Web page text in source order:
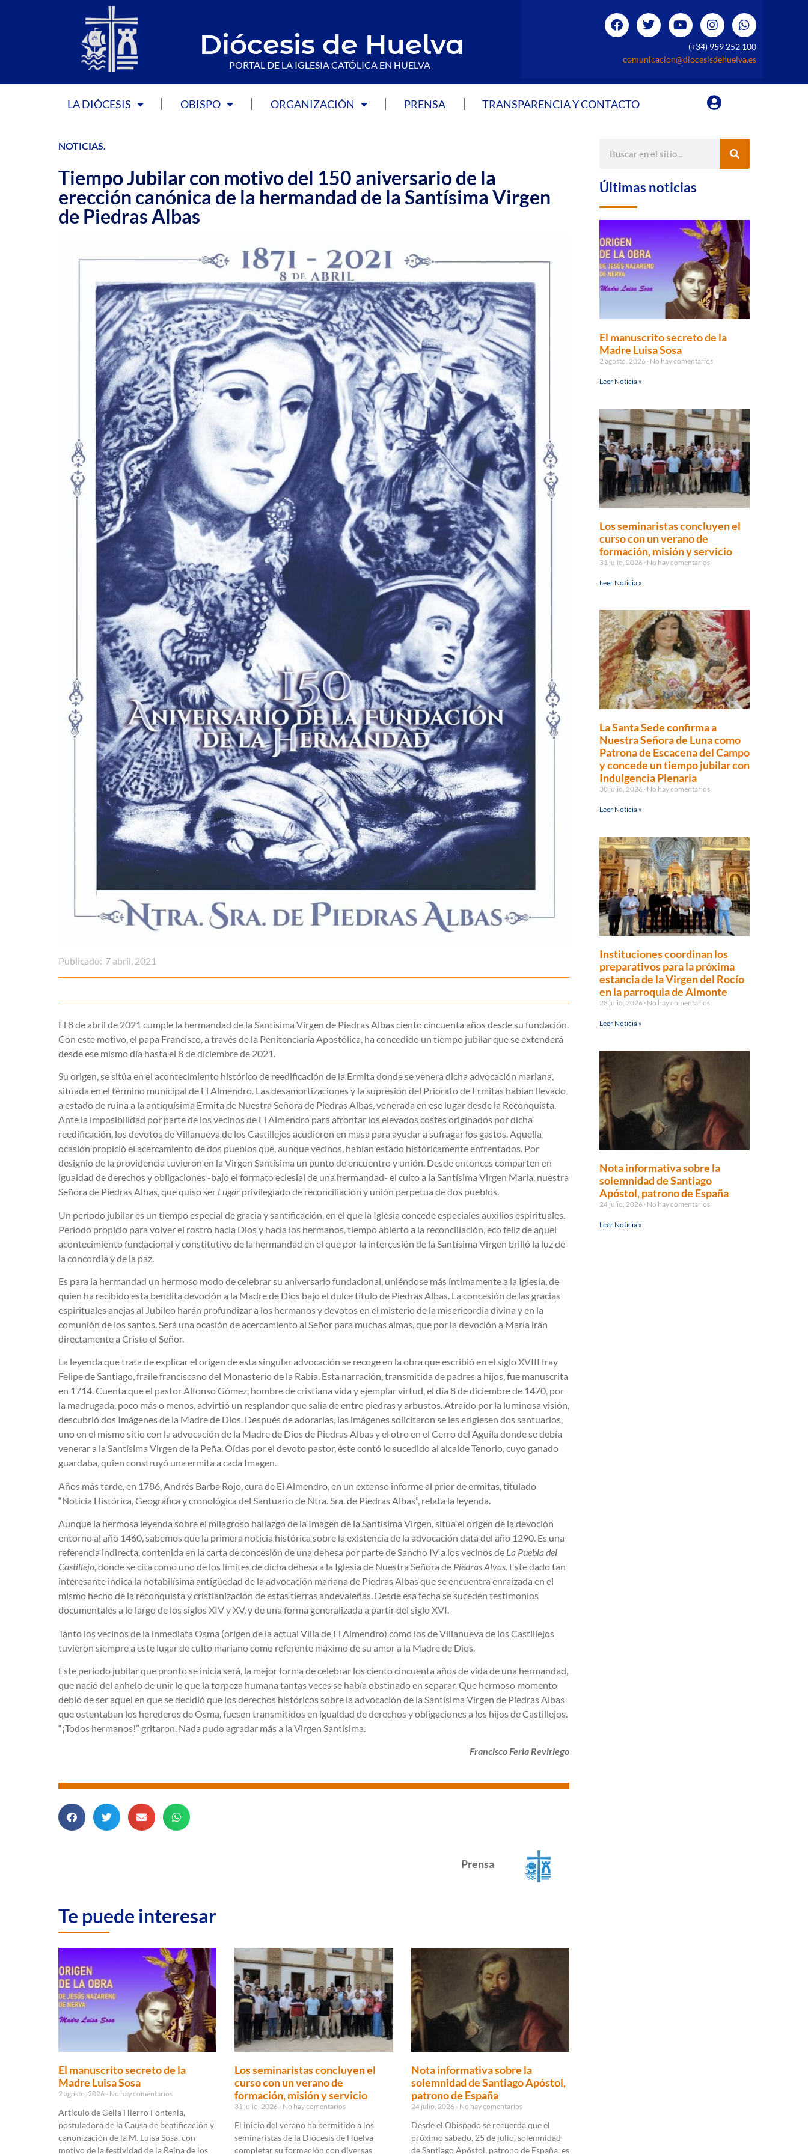
Diócesis de Huelva
PORTAL DE LA IGLESIA CATÓLICA EN HUELVA
(+34) 959 252 100
comunicacion@diocesisdehuelva.es
LA DIÓCESIS OBISPO ORGANIZACIÓN PRENSA TRANSPARENCIA Y CONTACTO
NOTICIAS.
Tiempo Jubilar con motivo del 150 aniversario de la
erección canónica de la hermandad de la Santísima Virgen
de Piedras Albas
Publicado: 7 abril, 2021
El 8 de abril de 2021 cumple la hermandad de la Santísima Virgen de Piedras Albas ciento cincuenta años desde su fundación.
Con este motivo, el papa Francisco, a través de la Penitenciaría Apostólica, ha concedido un tiempo jubilar que se extenderá
desde ese mismo día hasta el 8 de diciembre de 2021.
Su origen, se sitúa en el acontecimiento histórico de reedificación de la Ermita donde se venera dicha advocación mariana,
situada en el término municipal de El Almendro. Las desamortizaciones y la supresión del Priorato de Ermitas habían llevado
a estado de ruina a la antiquísima Ermita de Nuestra Señora de Piedras Albas, venerada en ese lugar desde la Reconquista.
Ante la imposibilidad por parte de los vecinos de El Almendro para afrontar los elevados costes originados por dicha
reedificación, los devotos de Villanueva de los Castillejos acudieron en masa para ayudar a sufragar los gastos. Aquella
ocasión propició el acercamiento de dos pueblos que, aunque vecinos, habían estado históricamente enfrentados. Por
designio de la providencia tuvieron en la Virgen Santísima un punto de encuentro y unión. Desde entonces comparten en
igualdad de derechos y obligaciones -bajo el formato eclesial de una hermandad- el culto a la Santísima Virgen María, nuestra
Señora de Piedras Albas, que quiso ser Lugar privilegiado de reconciliación y unión perpetua de dos pueblos.
Un periodo jubilares un tiempo especial de gracia y santificación, en el que la Iglesia concede especiales auxilios espirituales.
Periodo propicio para volver el rostro hacia Dios y hacia los hermanos, tiempo abierto a la reconciliación, eco feliz de aquel
acontecimiento fundacional y constitutivo de la hermandad en el que por la intercesión de la Santísima Virgen brilló la luz de
la concordia y de la paz.
Es para la hermandad un hermoso modo de celebrar su aniversario fundacional, uniéndose más íntimamente a la Iglesia, de
quien ha recibido esta bendita devoción a la Madre de Dios bajo el dulce título de Piedras Albas. La concesión de las gracias
espirituales anejas al Jubileo harán profundizar a los hermanos y devotos en el misterio de la misericordia divina y en la
comunión de los santos. Será una ocasión de acercamiento al Señor para muchas almas, que por la devoción a María irán
directamente a Cristo el Señor.
La leyenda que trata de explicar el origen de esta singular advocación se recoge en la obra que escribió en el siglo XVIII fray
Felipe de Santiago, fraile franciscano del Monasterio de la Rabia. Esta narración, transmitida de padres a hijos, fue manuscrita
en 1714. Cuenta que el pastor Alfonso Gómez, hombre de cristiana vida y ejemplar virtud, el día 8 de diciembre de 1470, por
la madrugada, poco más o menos, advirtió un resplandor que salía de entre piedras y arbustos. Atraído por la luminosa visión,
descubrió dos Imágenes de la Madre de Dios. Después de adorarlas, las imágenes solicitaron se les erigiesen dos santuarios,
uno en el mismo sitio con la advocación de la Madre de Dios de Piedras Albas y el otro en el Cerro del Águila donde se debía
venerar a la Santísima Virgen de la Peña. Oídas por el devoto pastor, éste contó lo sucedido al alcaide Tenorio, cuyo ganado
guardaba, quien construyó una ermita a cada Imagen.
Años más tarde, en 1786, Andrés Barba Rojo, cura de El Almendro, en un extenso informe al prior de ermitas, titulado
“Noticia Histórica, Geográfica y cronológica del Santuario de Ntra. Sra. de Piedras Albas”, relata la leyenda.
Aunque la hermosa leyenda sobre el milagroso hallazgo de la Imagen de la Santísima Virgen, sitúa el origen de la devoción
entorno al año 1460, sabemos que la primera noticia histórica sobre la existencia de la advocación data del año 1290. Es una
referencia indirecta, contenida en la carta de concesión de una dehesa por parte de Sancho IV a los vecinos de La Puebla del
Castillejo, donde se cita como uno de los límites de dicha dehesa a la Iglesia de Nuestra Señora de Piedras Alvas. Este dado tan
interesante indica la notabilísima antigüedad de la advocación mariana de Piedras Albas que se encuentra enraizada en el
mismo hecho de la reconquista y cristianización de estas tierras andevaleñas. Desde esa fecha se suceden testimonios
documentales a lo largo de los siglos XIV y XV, y de una forma generalizada a partir del siglo XVI.
Tanto los vecinos de la inmediata Osma (origen de la actual Villa de El Almendro) como los de Villanueva de los Castillejos
tuvieron siempre a este lugar de culto mariano como referente máximo de su amor a la Madre de Dios.
Este periodo jubilar que pronto se inicia será, la mejor forma de celebrar los ciento cincuenta años de vida de una hermandad,
que nació del anhelo de unir lo que la torpeza humana tantas veces se había obstinado en separar. Que hermoso momento
debió de ser aquel en que se decidió que los derechos históricos sobre la advocación de la Santísima Virgen de Piedras Albas
que ostentaban los herederos de Osma, fuesen transmitidos en igualdad de derechos y obligaciones a los hijos de Castillejos.
“¡Todos hermanos!” gritaron. Nada pudo agradar más a la Virgen Santísima.
Francisco Feria Reviriego
Prensa
Te puede interesar
El manuscrito secreto de la
Madre Luisa Sosa
2 agosto, 2026 No hay comentarios
Artículo de Celia Hierro Fontenla,
postuladora de la Causa de beatificación y
canonización de la M. Luisa Sosa, con
motivo de la festividad de la Reina de los
Los seminaristas concluyen el
curso con un verano de
formación, misión y servicio
31 julio, 2026 No hay comentarios
El inicio del verano ha permitido a los
seminaristas de la Diócesis de Huelva
completar su formación con diversas
Nota informativa sobre la
solemnidad de Santiago Apóstol,
patrono de España
24 julio, 2026 No hay comentarios
Desde el Obispado se recuerda que el
próximo sábado, 25 de julio, solemnidad
de Santiago Apóstol, patrono de España, es
Últimas noticias
El manuscrito secreto de la
Madre Luisa Sosa
2 agosto, 2026 No hay comentarios
Leer Noticia »
Los seminaristas concluyen el
curso con un verano de
formación, misión y servicio
31 julio, 2026 No hay comentarios
Leer Noticia »
La Santa Sede confirma a
Nuestra Señora de Luna como
Patrona de Escacena del Campo
y concede un tiempo jubilar con
Indulgencia Plenaria
30 julio, 2026 No hay comentarios
Leer Noticia »
Instituciones coordinan los
preparativos para la próxima
estancia de la Virgen del Rocío
en la parroquia de Almonte
28 julio, 2026 No hay comentarios
Leer Noticia »
Nota informativa sobre la
solemnidad de Santiago
Apóstol, patrono de España
24 julio, 2026 No hay comentarios
Leer Noticia »